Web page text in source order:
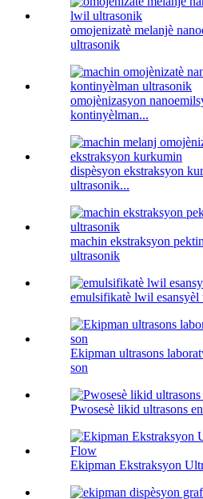
omojenizatè melanjè
ultrasonik
omojènizasyon
kontinyèlman...
dispèsyon ekstraksyon
ultrasonik...
machin ekstraksyon
ultrasonik
emulsifikatè lwil esansyèl
Ekipman ultrasons
son
Pwosesè likid ultrasons
Ekipman Ekstraksyon